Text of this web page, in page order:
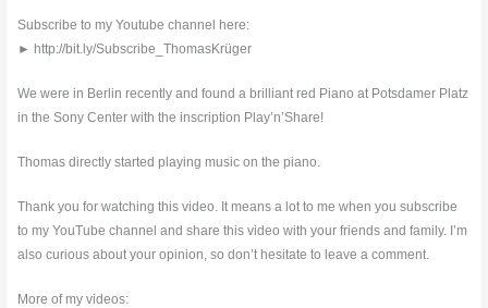
Subscribe to my Youtube channel here:
► http://bit.ly/Subscribe_ThomasKrüger
We were in Berlin recently and found a brilliant red Piano at Potsdamer Platz
in the Sony Center with the inscription Play’n’Share!
Thomas directly started playing music on the piano.
Thank you for watching this video. It means a lot to me when you subscribe
to my YouTube channel and share this video with your friends and family. I’m
also curious about your opinion, so don’t hesitate to leave a comment.
More of my videos: